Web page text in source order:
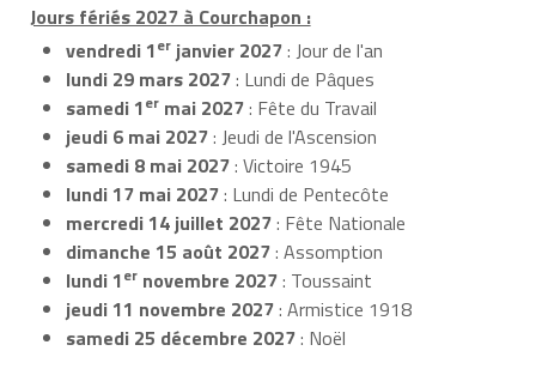
Jours fériés 2027 à Courchapon :
vendredi 1er janvier 2027: Jour de l'an
lundi 29 mars 2027: Lundi de Pâques
samedi 1er mai 2027: Fête du Travail
jeudi 6 mai 2027: Jeudi de l'Ascension
samedi 8 mai 2027: Victoire 1945
lundi 17 mai 2027: Lundi de Pentecôte
mercredi 14 juillet 2027: Fête Nationale
dimanche 15 août 2027: Assomption
lundi 1er novembre 2027: Toussaint
jeudi 11 novembre 2027: Armistice 1918
samedi 25 décembre 2027: Noël